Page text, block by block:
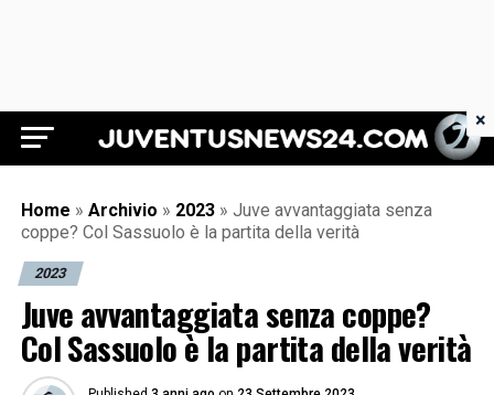
Juventus News 24
Home » Archivio » 2023 » Juve avvantaggiata senza
coppe? Col Sassuolo è la partita della verità
2023
Juve avvantaggiata senza coppe?
Col Sassuolo è la partita della verità
×